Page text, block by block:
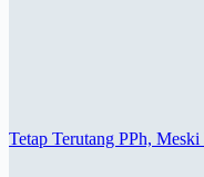
Tetap Terutang PPh,